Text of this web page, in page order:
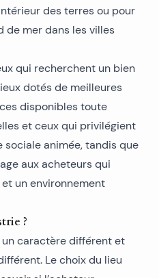
des terres ou pour
de mer dans les villes
qui recherchent un bien
dotés de meilleures
disponibles toute
et ceux qui privilégient
sociale animée, tandis que
aux acheteurs qui
un environnement
?
un caractère différent et
Le choix du lieu